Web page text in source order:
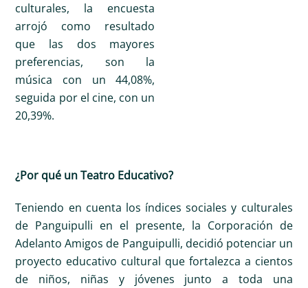
culturales, la encuesta
arrojó como resultado
que las dos mayores
preferencias, son la
música con un 44,08%,
seguida por el cine, con un
20,39%.
¿Por qué un Teatro Educativo?
Teniendo en cuenta los índices sociales y culturales
de Panguipulli en el presente, la Corporación de
Adelanto Amigos de Panguipulli, decidió potenciar un
proyecto educativo cultural que fortalezca a cientos
de niños, niñas y jóvenes junto a toda una